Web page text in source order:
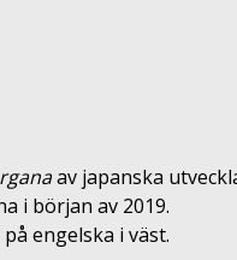
av japanska
i början av 2019.
engelska i väst.